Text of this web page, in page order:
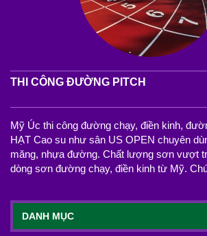
THI CÔNG ĐƯỜNG PITCH
Mỹ Úc thi công đường chạy, điền kinh,
HẠT Cao su như sân US OPEN chuyên
măng, nhựa đường. Chất lượng sơn vượt
dòng sơn đường chạy, điền kinh từ Mỹ.
DANH MỤC